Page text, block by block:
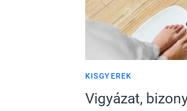
KISGYEREK
Vigyázat,